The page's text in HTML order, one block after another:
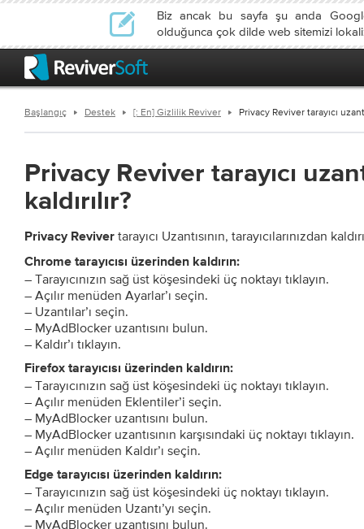
Biz ancak bu sayfa şu anda
olduğunca çok dilde web sitemizi
Başlangıç Destek [: En] Gizlilik Reviver Privacy Reviver tarayıcı
Privacy Reviver tarayıcı
kaldırılır?
Privacy Reviver tarayıcı Uzantısının, tarayıcılarınızdan
Chrome tarayıcısı üzerinden kaldırın:
– Tarayıcınızın sağ üst köşesindeki üç noktayı tıklayın.
– Açılır menüden Ayarlar’ı seçin.
– Uzantılar’ı seçin.
– MyAdBlocker uzantısını bulun.
– Kaldır’ı tıklayın.
Firefox tarayıcısı üzerinden kaldırın:
– Tarayıcınızın sağ üst köşesindeki üç noktayı tıklayın.
– Açılır menüden Eklentiler’i seçin.
– MyAdBlocker uzantısını bulun.
– MyAdBlocker uzantısının karşısındaki üç noktayı tıklayın.
– Açılır menüden Kaldır’ı seçin.
Edge tarayıcısı üzerinden kaldırın:
– Tarayıcınızın sağ üst köşesindeki üç noktayı tıklayın.
– Açılır menüden Uzantı’yı seçin.
– MyAdBlocker uzantısını bulun.